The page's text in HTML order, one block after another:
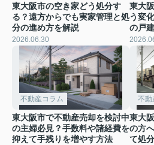
東大阪市の空き家どう処分す
る？遠方からでも実家管理と処
分の進め方を解説
2026.06.30
東大
う変
の戸
不動産コラム
東大阪市で不動産売却を検討中
の主婦必見？手数料や諸経費を
抑えて手残りを増やす方法
不動
東大
の方
て処